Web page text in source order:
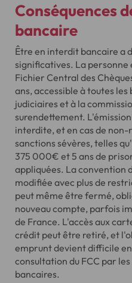
Conséquences
bancaire
Être en interdit bancaire a
significatives. La personne
Fichier Central des
ans, accessible à toutes
judiciaires et à la
surendettement.
interdite, et en cas de non-
sanctions sévères, telles
375 000€ et 5 ans de
appliquées. La convention
modifiée avec plus de
peut même être fermé,
nouveau compte, parfois
de France. L'accès aux
crédit peut être retiré, et
emprunt devient difficile
consultation du FCC par
bancaires.